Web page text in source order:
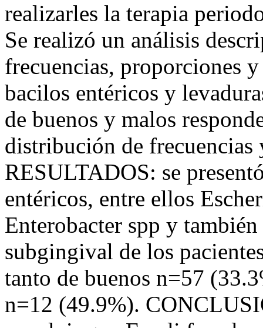
realizarles la terapia
Se realizó un análisis
frecuencias, proporciones
bacilos entéricos y
de buenos y malos
distribución de frecuencias
RESULTADOS: se
entéricos, entre ellos
Enterobacter spp y
subgingival de los
tanto de buenos n=57
n=12 (49.9%).